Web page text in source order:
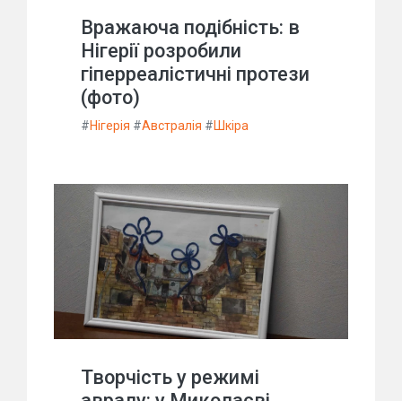
Вражаюча подібність: в
Нігерії розробили
гіперреалістичні протези
(фото)
#Нігерія #Австралія #Шкіра
Творчість у режимі